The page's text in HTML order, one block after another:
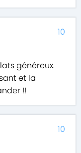
généreux.
et la
!!
10
10